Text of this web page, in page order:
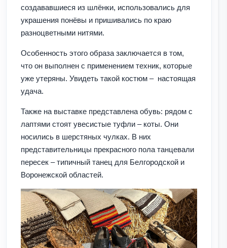
создававшиеся из шлёнки, использовались для
украшения понёвы и пришивались по краю
разноцветными нитями.
Особенность этого образа заключается в том,
что он выполнен с применением техник, которые
уже утеряны. Увидеть такой костюм – настоящая
удача.
Также на выставке представлена обувь: рядом с
лаптями стоят увесистые туфли – коты. Они
носились в шерстяных чулках. В них
представительницы прекрасного пола танцевали
пересек – типичный танец для Белгородской и
Воронежской областей.